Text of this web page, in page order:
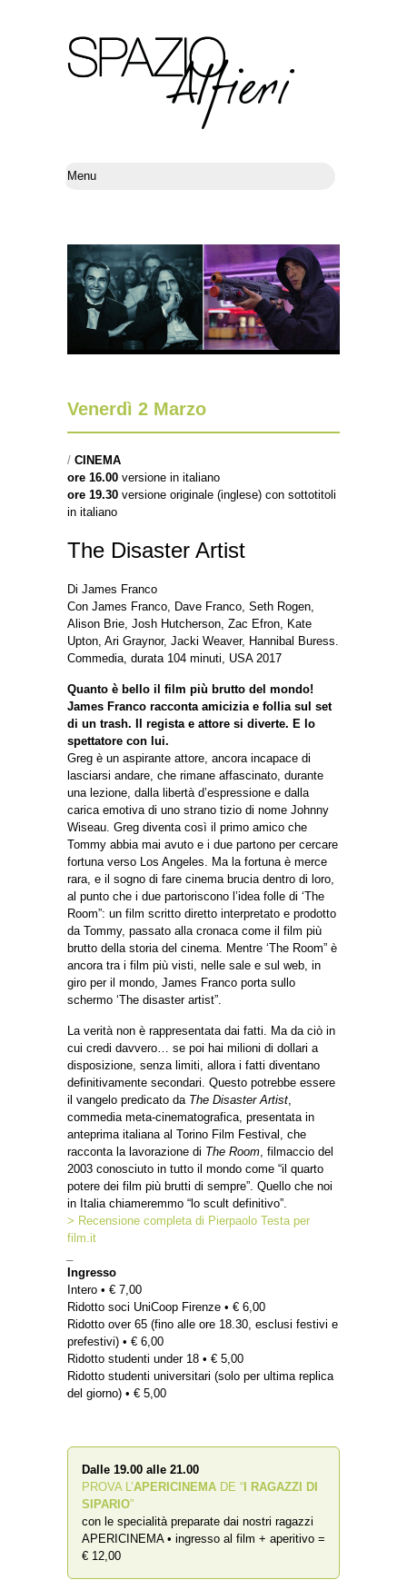
Venerdì 2 Marzo
/ CINEMA
ore 16.00 versione in italiano
ore 19.30 versione originale (ing lese) con sottotitoli
in italiano
The Disaster Artist
Di James Franco
Con James Franco, Dave Franco, Seth Rogen,
Alison Brie, Josh Hutcherson, Zac Efron, Kate
Upton, Ari Graynor, Jacki Weaver, Hannibal Buress.
Commedia, durata 104 minuti, USA 2017
Quanto è bello il film più brutto del mondo!
James Franco racconta amicizia e follia sul set
di un trash. Il regista e attore si diverte. E lo
spettatore con lui.
Greg è un aspirante attore, ancora incapace di
lasciarsi andare, che rimane affascinato, durante
una lezione, dalla libertà d’espressione e dalla
carica emotiva di uno strano tizio di nome Johnny
Wiseau. Greg diventa così il primo amico che
Tommy abbia mai avuto e i due partono per cercare
fortuna verso Los Angeles. Ma la fortuna è merce
rara, e il sogno di fare cinema brucia dentro di loro,
al punto che i due partoriscono l’idea folle di ‘The
Room”: un film scritto diretto interpretato e prodotto
da Tommy, passato alla cronaca come il film più
brutto della storia del cinema. Mentre ‘The Room” è
ancora tra i film più visti, nelle sale e sul web, in
giro per il mondo, James Franco porta sullo
schermo ‘The disaster artist”.
La verità non è rappresentata dai fatti. Ma da ciò in
cui credi davvero… se poi hai milioni di dollari a
disposizione, senza limiti, allora i fatti diventano
definitivamente secondari. Questo potrebbe essere
il vangelo predicato da The Disaster Artist,
commedia meta-cinematografica, presentata in
anteprima italiana al Torino Film Festival, che
racconta la lavorazione di The Room, filmaccio del
2003 conosciuto in tutto il mondo come “il quarto
potere dei film più brutti di sempre”. Quello che noi
in Italia chiameremmo “lo scult definitivo”.
> Recensione completa di Pierpaolo Testa per
film.it
Ingresso
Intero • € 7,00
Ridotto soci UniCoop Firenze • € 6,00
Ridotto over 65 (fino alle ore 18.30, esclusi festivi e
prefestivi) • € 6,00
Ridotto studenti under 18 • € 5,00
Ridotto studenti universitari (solo per ultima replica
del giorno) • € 5,00
Dalle 19.00 alle 21.00
PROVA L’APERICINEMA DE “ I RAGAZZI DI
SIPARIO”
con le specialità preparate dai nostri ragazzi
APERICINEMA • ingresso al film + aperitivo =
€ 12,00